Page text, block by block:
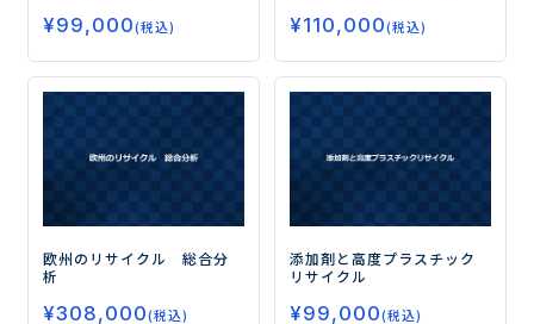
¥99,000(税込) ¥110,000(税込)
欧州のリサイクル 総合分
析
¥308,000(税込)
添加剤と高度プラスチック
リサイクル
¥99,000(税込)